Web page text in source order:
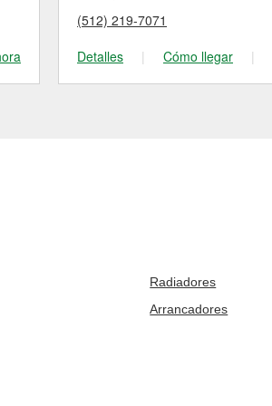
(512) 219-7071
Detalles
| Cómo llegar |
Radiadores
Arrancadores